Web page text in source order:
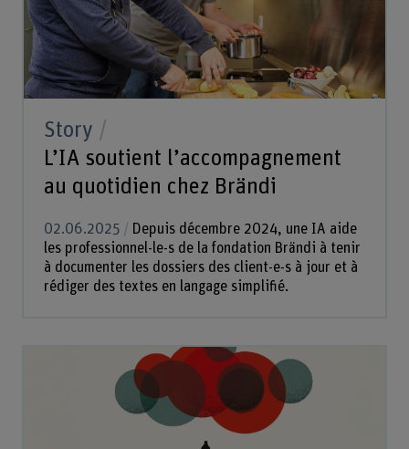
Story
L’IA soutient l’accompagnement
au quotidien chez Brändi
02.06.2025
Depuis décembre 2024, une IA aide
les professionnel-le-s de la fondation Brändi à tenir
à documenter les dossiers des client-e-s à jour et à
rédiger des textes en langage simplifié.